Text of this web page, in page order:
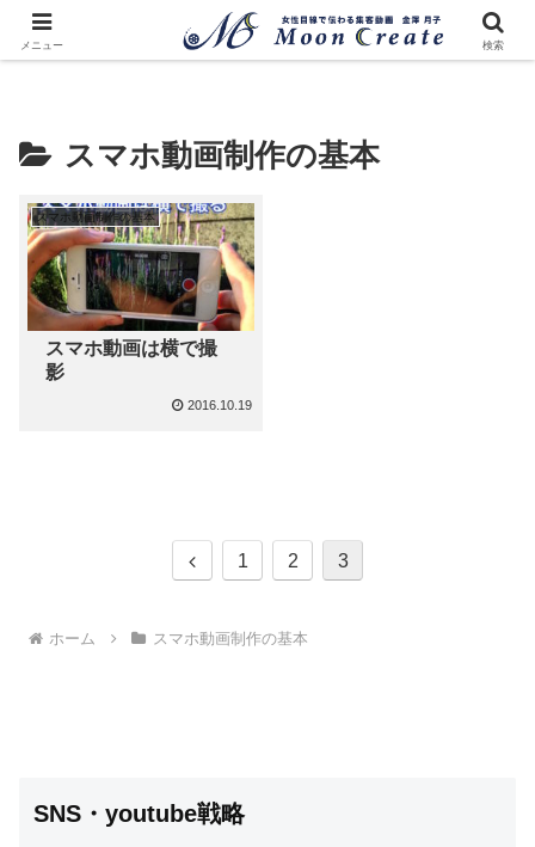
スマホ動画制作の基本
スマホ動画制作の基本
スマホ動画は横で撮
影
2016.10.19
前
1 2 3
ホーム スマホ動画制作の基本
SNS・youtube戦略
メニュー 検索